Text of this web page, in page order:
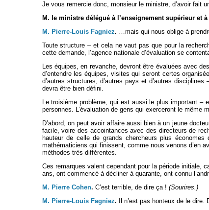
Je vous remercie donc, monsieur le ministre, d’avoir fait
M. le ministre délégué à l’enseignement supérieur et
M. Pierre-Louis Fagniez. …mais qui nous oblige à
Toute structure – et cela ne vaut pas que pour la
cette demande, l’agence nationale d’évaluation se
Les équipes, en revanche, devront être évaluées avec
d’entendre les équipes, visites qui seront certes
d’autres structures, d’autres pays et d’autres
devra être bien défini.
Le troisième problème, qui est aussi le plus important –
personnes. L’évaluation de gens qui exerceront le même
D’abord, on peut avoir affaire aussi bien à un jeune
facile, voire des accointances avec des directeurs de
hauteur de celle de grands chercheurs plus
mathématiciens qui finissent, comme nous venons d’en
méthodes très différentes.
Ces remarques valent cependant pour la période initiale,
ans, ont commencé à décliner à quarante, ont connu
M. Pierre Cohen. C’est terrible, de dire ça ! (Sourires.)
M. Pierre-Louis Fagniez. Il n’est pas honteux de le